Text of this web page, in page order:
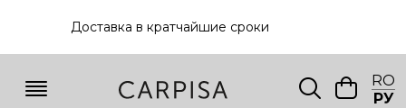
Доставка в кратчайшие сроки
RO
РУ